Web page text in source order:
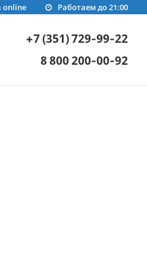
Работаем до 21:00
online
+7 (351) 729-99-22
8 800 200-00-92